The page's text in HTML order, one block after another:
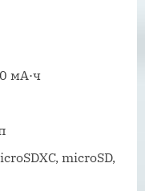
мА·ч
microSD,